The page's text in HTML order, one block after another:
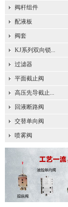
阀杆组件
配液板
阀套
KJ系列双向锁...
过滤器
平面截止阀
高压先导截止...
回液断路阀
交替单向阀
喷雾阀